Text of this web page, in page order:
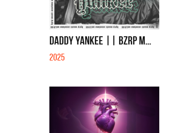
DADDY YANKEE || BZRP M...
2025